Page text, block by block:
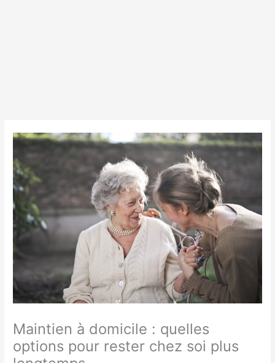
Maintien à domicile : quelles
options pour rester chez soi plus